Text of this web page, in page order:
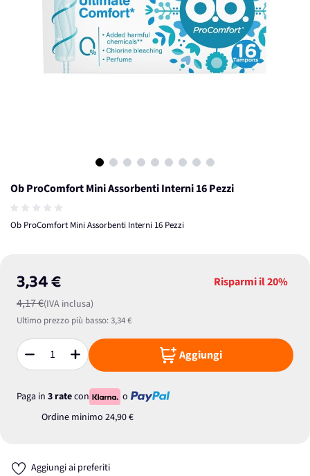
View larger image
View larger image
View larger image
View larger image
View larger image
View larger image
View larger image
View larger image
View larger image
Ob ProComfort Mini Assorbenti Interni 16 Pezzi
Ob ProComfort Mini Assorbenti Interni 16 Pezzi
3,34 €
4,17 €(IVA inclusa)
Risparmi il20%
Ultimo prezzo più basso:3,34 €
Quantità Aggiungi
Paga in 3 ratecon
o
Ordine minimo 24,90 €
Aggiungi ai preferiti